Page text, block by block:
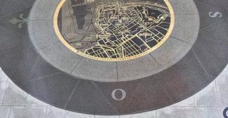
Tourisme responsable
Événements
Rabais hôtels
Compensation carbone